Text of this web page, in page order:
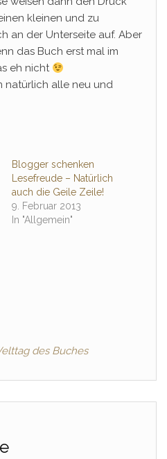
kleinen und zu
an der Unterseite auf. Aber
das Buch erst mal im
eh nicht
natürlich alle neu und
Blogger schenken
Lesefreude – Natürlich
auch die Geile Zeile!
9. Februar 2013
In "Allgemein"
des Buches